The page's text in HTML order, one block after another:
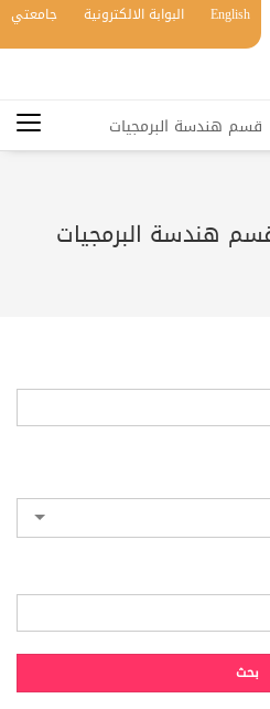
English البوابة الالكترونية جامعتي
قسم هندسة البرمجيات
هندسة البرمجيات